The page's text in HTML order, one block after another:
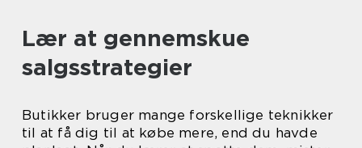
Lær at gennemskue
salgsstrategier
Butikker bruger mange forskellige teknikker
til at få dig til at købe mere, end du havde